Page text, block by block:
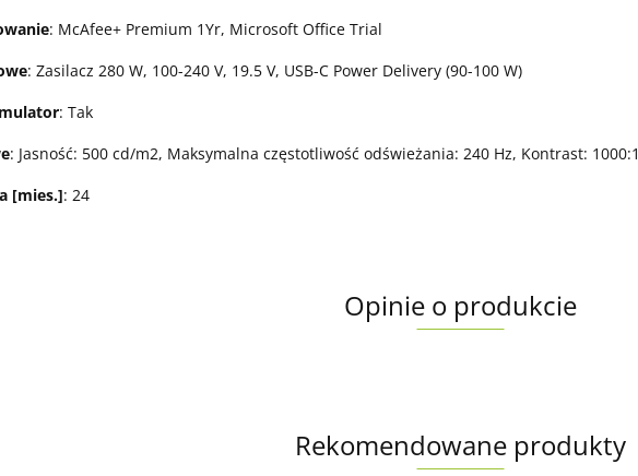
: McAfee+ Premium 1Yr, Microsoft Office Trial
: Zasilacz 280 W, 100-240 V, 19.5 V, USB-C Power Delivery (90-100 W)
: Tak
: Jasność: 500 cd/m2, Maksymalna częstotliwość odświeżania: 240 Hz, Kontrast: 1000:1
[mies.]: 24
Opinie o produkcie
Rekomendowane produkty